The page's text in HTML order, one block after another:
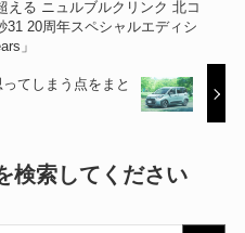
える ニュルブルクリンク 北コ
31 20周年スペシャルエディシ
」
てしまう点をまと
検索してください